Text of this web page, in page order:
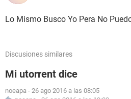
Lo Mismo Busco Yo Pera No
Discusiones similares
Mi utorrent dice
noeapa - 26 ago 2016 a las 08:05